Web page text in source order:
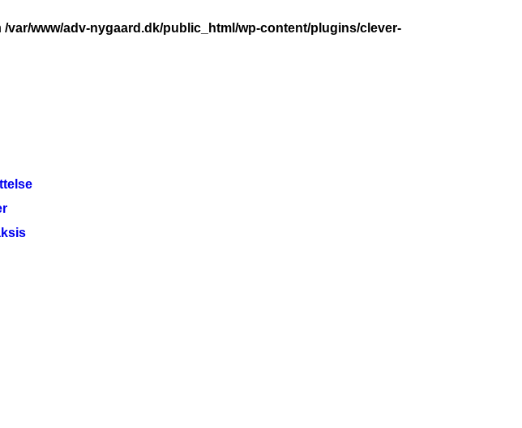
/var/www/adv-nygaard.dk/public_html/wp-content/plugins/clever-